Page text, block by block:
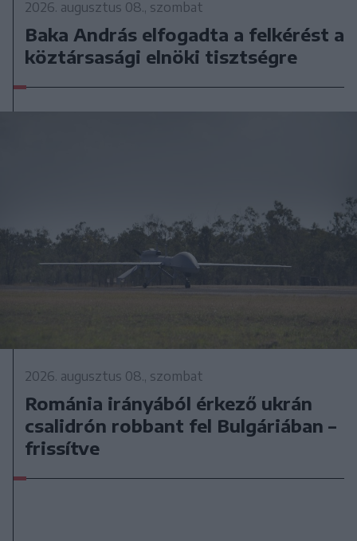
2026. augusztus 08., szombat
Baka András elfogadta a felkérést a
köztársasági elnöki tisztségre
2026. augusztus 08., szombat
Románia irányából érkező ukrán
csalidrón robbant fel Bulgáriában –
frissítve